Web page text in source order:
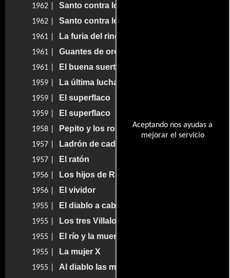
Aceptando nos ayudas a
mejorar el servicio
1962 | Santo contra los zombies
1962 | Santo contra los zombies
1961 | La furia del ring
1961 | Guantes de oro
1961 | El buena suerte
1959 | La última lucha
1959 | El superflaco
1959 | El superflaco
1958 | Pepito y los robachicos
1957 | Ladrón de cadáveres
1957 | El ratón
1956 | Los hijos de Rancho Grande
1956 | El vividor
1955 | El diablo a caballo
1955 | Los tres Villalobos
1955 | El río y la muerte
1955 | La mujer X
1955 |
Al diablo las mujeres